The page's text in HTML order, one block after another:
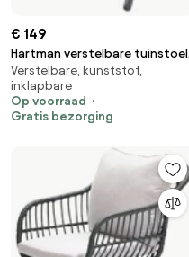
€ 149
Hartman verstelbare tuinstoel
Milaan
Verstelbare, kunststof,
inklapbare
Op voorraad
Gratis bezorging